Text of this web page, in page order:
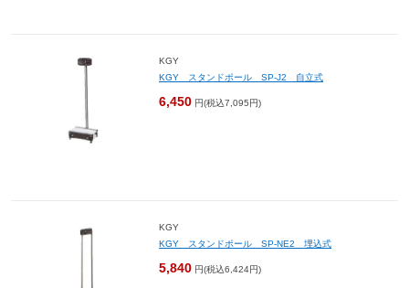
KGY
KGY スタンドポール SP-J2 自立式
6,450 円(税込7,095円)
KGY
KGY スタンドポール SP-NE2 埋込式
5,840 円(税込6,424円)